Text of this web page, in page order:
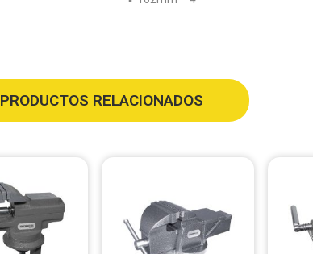
PRODUCTOS RELACIONADOS